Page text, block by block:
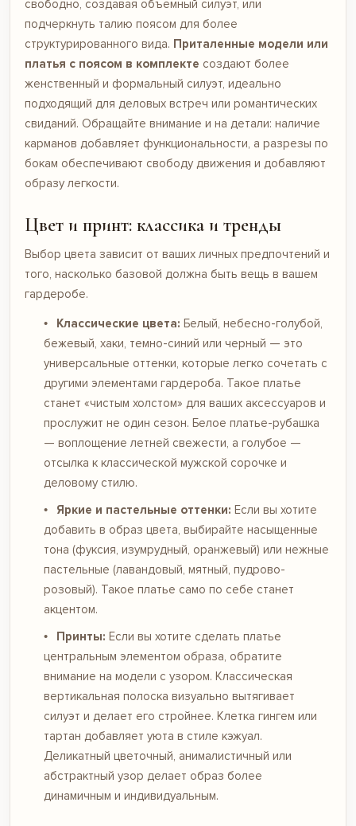
свободно, создавая объемный силуэт, или
подчеркнуть талию поясом для более
структурированного вида. Приталенные модели или
платья с поясом в комплекте создают более
женственный и формальный силуэт, идеально
подходящий для деловых встреч или романтических
свиданий. Обращайте внимание и на детали: наличие
карманов добавляет функциональности, а разрезы по
бокам обеспечивают свободу движения и добавляют
образу легкости.
Цвет и принт: классика и тренды
Выбор цвета зависит от ваших личных предпочтений и
того, насколько базовой должна быть вещь в вашем
гардеробе.
Классические цвета: Белый, небесно-голубой,
бежевый, хаки, темно-синий или черный — это
универсальные оттенки, которые легко сочетать с
другими элементами гардероба. Такое платье
станет «чистым холстом» для ваших аксессуаров и
прослужит не один сезон. Белое платье-рубашка
— воплощение летней свежести, а голубое —
отсылка к классической мужской сорочке и
деловому стилю.
Яркие и пастельные оттенки: Если вы хотите
добавить в образ цвета, выбирайте насыщенные
тона (фуксия, изумрудный, оранжевый) или нежные
пастельные (лавандовый, мятный, пудрово-
розовый). Такое платье само по себе станет
акцентом.
Принты: Если вы хотите сделать платье
центральным элементом образа, обратите
внимание на модели с узором. Классическая
вертикальная полоска визуально вытягивает
силуэт и делает его стройнее. Клетка гингем или
тартан добавляет уюта в стиле кэжуал.
Деликатный цветочный, анималистичный или
абстрактный узор делает образ более
динамичным и индивидуальным.